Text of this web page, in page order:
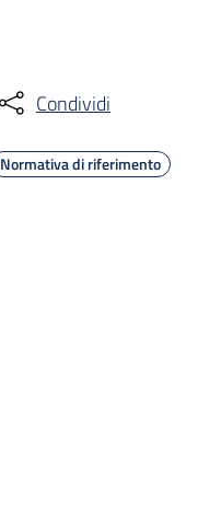
Condividi
Normativa di riferimento